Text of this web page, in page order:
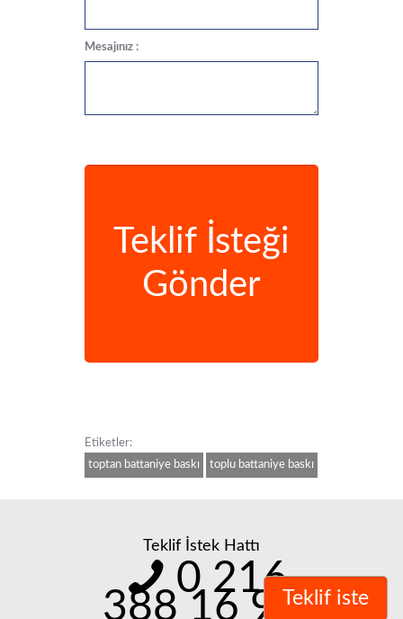
Mesajınız :
Teklif İsteği
Gönder
Etiketler:
toptan battaniye baskı
toplu battaniye baskı
Teklif iste
Teklif İstek Hattı
0 216
388 16 98